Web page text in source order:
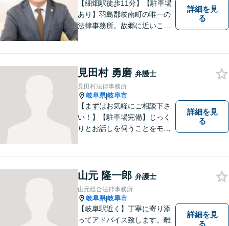
【細畑駅徒歩11分】【駐車場
あり】羽島郡岐南町の唯一の
法律事務所。故郷に近いこの
弁護士という垣根を超えて、
良きパートナーとして貢献し
ます。【会社勤務経験あり】
詳細を見
る
見田村 勇磨 弁護士
見田村法律事務所
岐阜県|岐阜市
【まずはお気軽にご相談下さ
い！】【駐車場完備】じっく
りとお話しを伺うことをモッ
詳細を見
る
山元 隆一郎 弁護士
山元総合法律事務所
岐阜県|岐阜市
【岐阜駅近く】丁寧に寄り添
ってアドバイス致します。離
詳細を見
る